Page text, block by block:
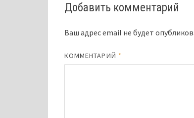
Добавить комментарий
Ваш адрес email не будет
КОММЕНТАРИЙ *